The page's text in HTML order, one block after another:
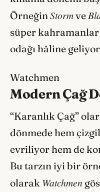
ÖrneğinStormve
süper
odağı hâline
Watchmen
Modern Çağ
“Karanlık Çağ”
dönmede hem
evriliyor hem de
Bu tarzın iyi bir
olarak Watchmen